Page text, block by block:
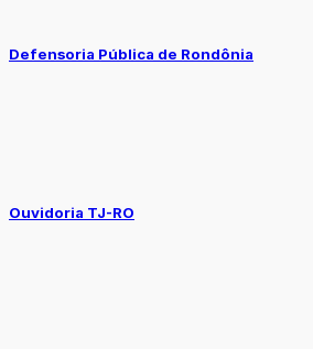
Defensoria Pública de Rondônia
Ouvidoria TJ-RO